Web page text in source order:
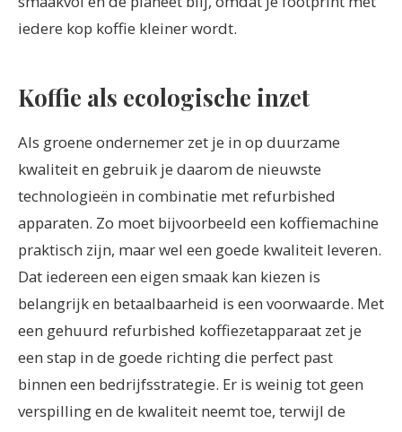
iedere kop koffie kleiner wordt.
Koffie als ecologische inzet
Als groene ondernemer zet je in op duurzame
kwaliteit en gebruik je daarom de nieuwste
technologieën in combinatie met refurbished
apparaten. Zo moet bijvoorbeeld een koffiemachine
praktisch zijn, maar wel een goede kwaliteit leveren.
Dat iedereen een eigen smaak kan kiezen is
belangrijk en betaalbaarheid is een voorwaarde. Met
een gehuurd refurbished koffiezetapparaat zet je
een stap in de goede richting die perfect past
binnen een bedrijfsstrategie. Er is weinig tot geen
verspilling en de kwaliteit neemt toe, terwijl de